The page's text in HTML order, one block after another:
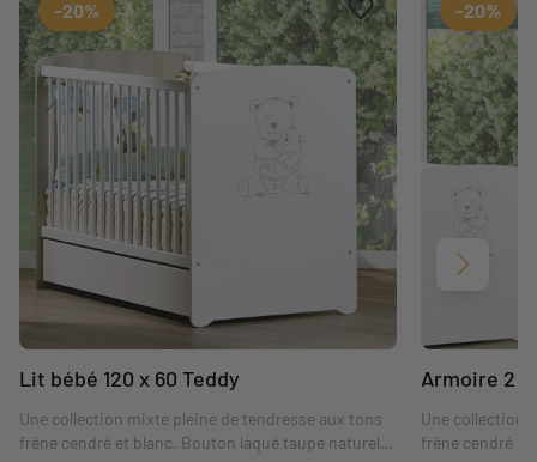
-20%
Lit bébé 120 x 60 Teddy
Une collection mixte pleine de tendresse aux tons
frêne cendré et blanc. Bouton laqué taupe naturel
-20%
Armoire 2
Une collection
frêne cendré
Suivant